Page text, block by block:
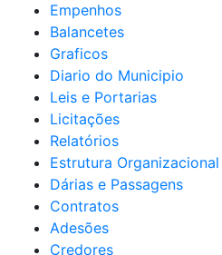
Empenhos
Balancetes
Graficos
Diario do Municipio
Leis e Portarias
Licitações
Relatórios
Estrutura Organizacional
Dárias e Passagens
Contratos
Adesões
Credores